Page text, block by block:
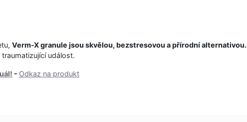
Verm-X granule jsou skvělou, bezstresovou a přírodní alternativou.
událost.
- Odkaz na produkt